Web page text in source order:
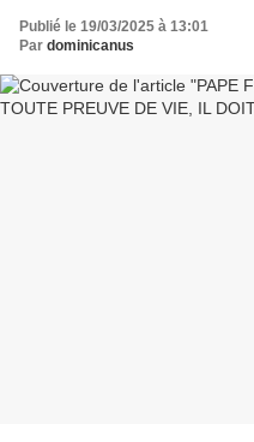
Publié le 19/03/2025 à 13:01
Par dominicanus